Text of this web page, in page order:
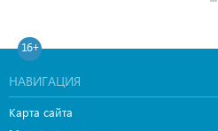
16+
НАВИГАЦИЯ
Карта сайта